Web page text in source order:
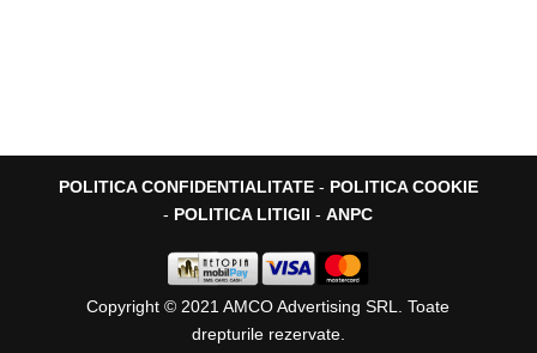
POLITICA CONFIDENTIALITATE- POLITICA COOKIE
- POLITICA LITIGII -ANPC
Copyright © 2021 AMCO Advertising SRL. Toate
drepturile rezervate.